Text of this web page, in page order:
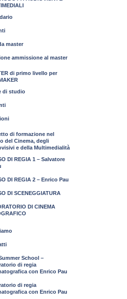
master
ammissione al master
di primo livello per
di studio
di formazione nel
del Cinema, degli
e della Multimedialità
DI REGIA 1 – Salvatore
DI REGIA 2 – Enrico Pau
DI SCENEGGIATURA
DI CINEMA
School –
di regia
con Enrico Pau
di regia
con Enrico Pau